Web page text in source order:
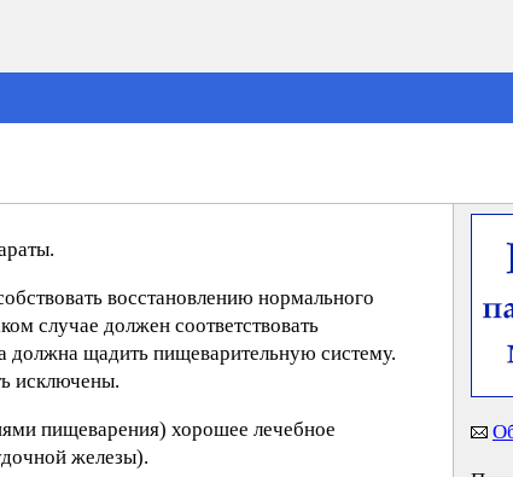
восстановлению нормального
случае должен соответствовать
щадить пищеварительную систему.
исключены.
пищеварения) хорошее лечебное
железы).